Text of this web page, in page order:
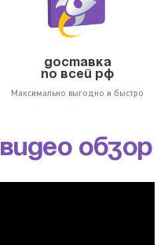
Доставка
по всей РФ
Максимально выгодно и быстро
ВИДЕО ОБЗОР